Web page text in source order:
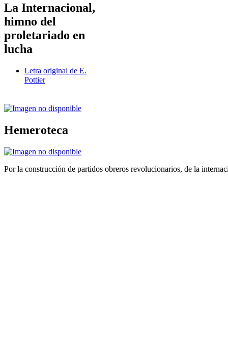
La Internacional,
himno del
proletariado en
lucha
Letra original de E.
Pottier
Hemeroteca
Por la construcción de partidos obreros revolucionarios, de la